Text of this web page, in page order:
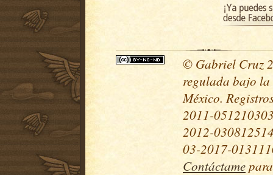
© Gabriel Cruz
regulada bajo la
México.
2011-
2012-
03-2017-
Contáctame